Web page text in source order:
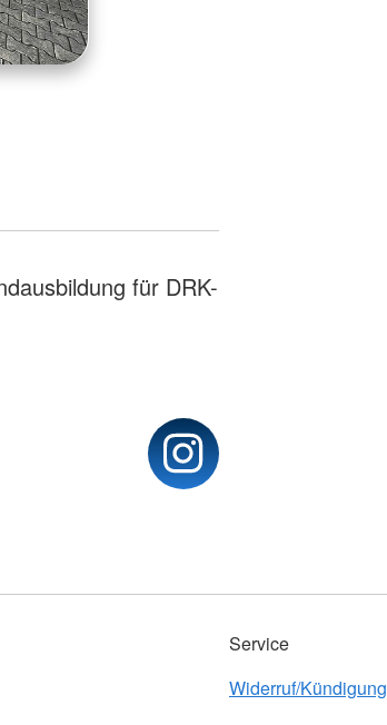
für DRK-
Service
Widerruf/Kündigung